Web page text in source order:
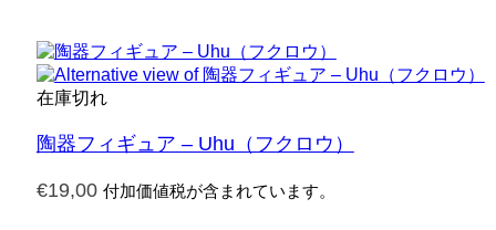
在庫切れ
陶器フィギュア – Uhu（フクロウ）
€19,00 付加価値税が含まれています。